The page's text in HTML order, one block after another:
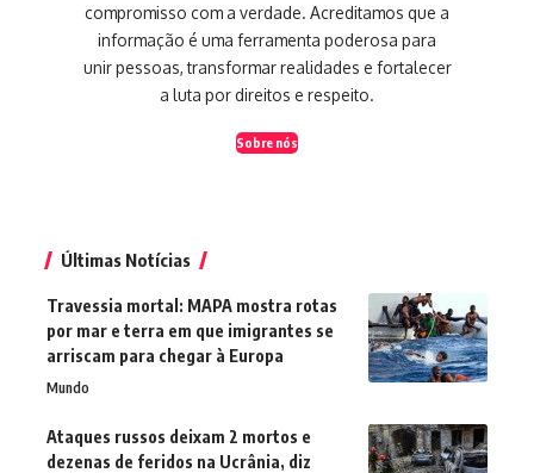
compromisso com a verdade. Acreditamos que a
informação é uma ferramenta poderosa para
unir pessoas, transformar realidades e fortalecer
a luta por direitos e respeito.
Sobre nós
Últimas Notícias
Travessia mortal: MAPA mostra rotas
por mar e terra em que imigrantes se
arriscam para chegar à Europa
Mundo
Ataques russos deixam 2 mortos e
dezenas de feridos na Ucrânia, diz